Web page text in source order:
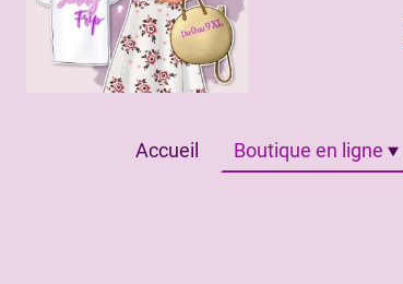
Accueil Boutique en ligne